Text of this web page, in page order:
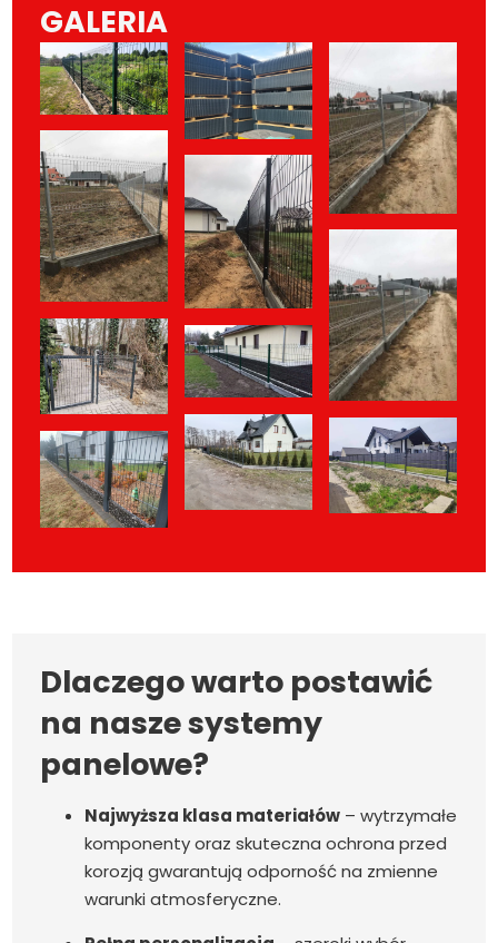
GALERIA
Dlaczego warto postawić
na nasze systemy
panelowe?
Najwyższa klasa materiałów – wytrzymałe
komponenty oraz skuteczna ochrona przed
korozją gwarantują odporność na zmienne
warunki atmosferyczne.